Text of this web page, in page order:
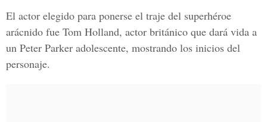
El actor elegido para ponerse el traje del superhéroe
arácnido fue Tom Holland, actor británico que dará vida a
un Peter Parker adolescente, mostrando los inicios del
personaje.